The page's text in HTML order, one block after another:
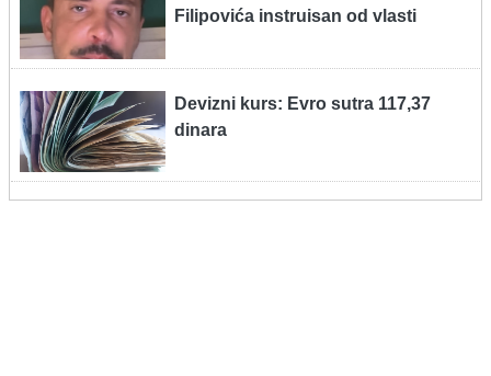
Filipovića instruisan od vlasti
Devizni kurs: Evro sutra 117,37
dinara